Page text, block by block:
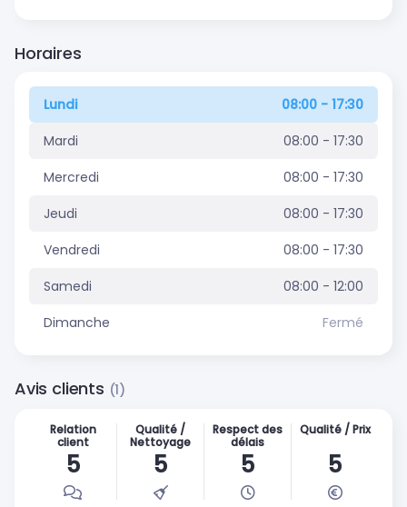
Horaires
Lundi
08:00 - 17:30
Mardi
08:00 - 17:30
Mercredi
08:00 - 17:30
Jeudi
08:00 - 17:30
Vendredi
08:00 - 17:30
Samedi
08:00 - 12:00
Dimanche
Fermé
Avis clients (1)
Relation
client
5
Qualité /
Nettoyage
5
Respect des
délais
5
Qualité / Prix
5